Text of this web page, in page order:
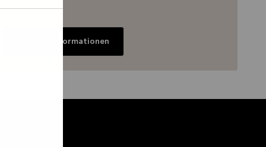
Weitere Informationen